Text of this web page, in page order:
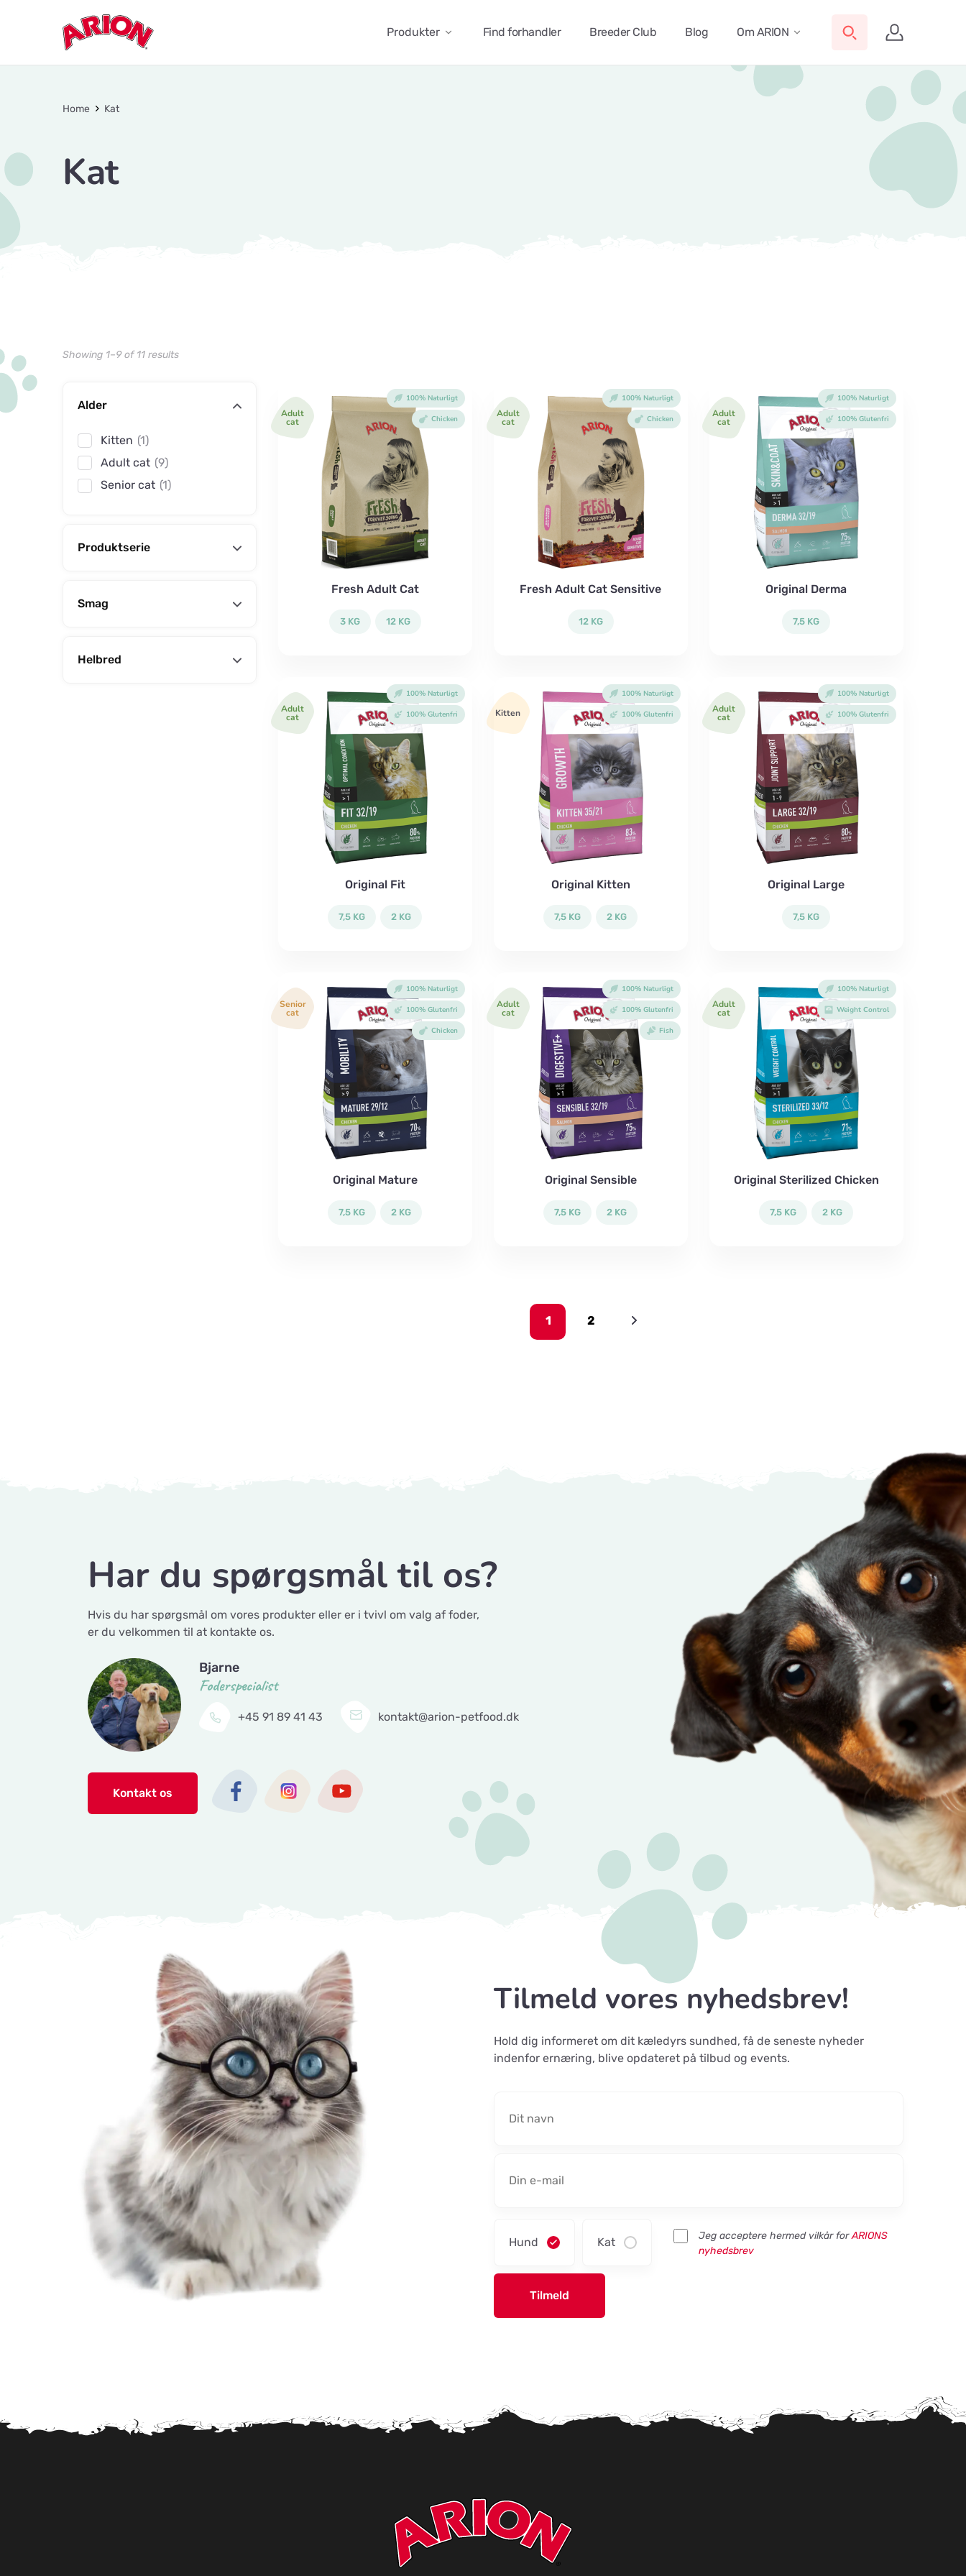
Produkter Find forhandler Breeder Club Blog Om ARION
Home Kat
Kat
Showing 1–9 of 11 results
Alder
Kitten (1)
Adult cat (9)
Senior cat (1)
Produktserie
Smag
Helbred
Adult
cat
100% Naturligt
Chicken
Fresh Adult Cat
3 KG 12 KG
Adult
cat
100% Naturligt
Chicken
Fresh Adult Cat Sensitive
12 KG
Adult
cat
100% Naturligt
100% Glutenfri
Original Derma
7,5 KG
Adult
cat
100% Naturligt
100% Glutenfri
Original Fit
7,5 KG 2 KG
Kitten
100% Naturligt
100% Glutenfri
Original Kitten
7,5 KG 2 KG
Adult
cat
100% Naturligt
100% Glutenfri
Original Large
7,5 KG
Senior
cat
100% Naturligt
100% Glutenfri
Chicken
Original Mature
7,5 KG 2 KG
Adult
cat
100% Naturligt
100% Glutenfri
Fish
Original Sensible
7,5 KG 2 KG
Adult
cat
100% Naturligt
Weight Control
Original Sterilized Chicken
7,5 KG 2 KG
1 2
Har du spørgsmål til os?
Hvis du har spørgsmål om vores produkter eller er i tvivl om valg af foder,
er du velkommen til at kontakte os.
Bjarne
Foderspecialist
+45 91 89 41 43 kontakt@arion-petfood.dk
Kontakt os
Tilmeld vores nyhedsbrev!
Hold dig informeret om dit kæledyrs sundhed, få de seneste nyheder
indenfor ernæring, blive opdateret på tilbud og events.
Hund Kat Jeg acceptere hermed vilkår forARIONS
nyhedsbrev
Tilmeld